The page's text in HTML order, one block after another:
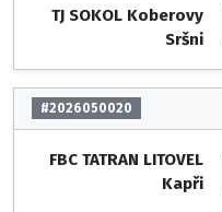
TJ SOKOL Koberovy
Sršni
#2026050020
FBC TATRAN LITOVEL
Kapři